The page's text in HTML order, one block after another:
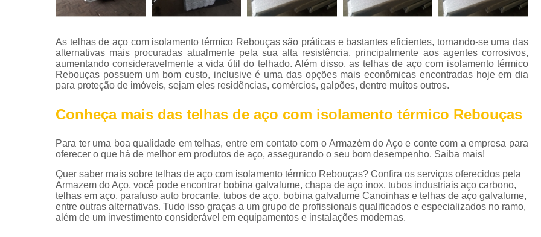
Tintas para
aço
Tubos de
aço
Vigas de
aço
Máquina de Solda para Soldar
Máquina
Parafuso Auto Brocante Inox
Parafuso Auto Brocante para Concreto
Parafuso Auto Brocante para Ferro
Parafuso Auto Brocante para Metal
Perfil Caibro Galvanizado
Perfil de
Perfil em U Galvanizado
Perfil Metálico
Perfil T Galvanizado
Perfil Tipo U
Perfil U Ferro Galvanizado
Perfil U
As telhas de aço com isolamento térmico Rebouças são práticas e bastantes eficientes, tornando-se uma das
alternativas mais procuradas atualmente pela sua alta resistência, principalmente aos agentes corrosivos,
aumentando consideravelmente a vida útil do telhado. Além disso, as telhas de aço com isolamento térmico
Rebouças possuem um bom custo, inclusive é uma das opções mais econômicas encontradas hoje em dia
para proteção de imóveis, sejam eles residências, comércios, galpões, dentre muitos outros.
Conheça mais das telhas de aço com isolamento térmico Rebouças
Para ter uma boa qualidade em telhas, entre em contato com o Armazém do Aço e conte com a empresa para
oferecer o que há de melhor em produtos de aço, assegurando o seu bom desempenho. Saiba mais!
Quer saber mais sobre telhas de aço com isolamento térmico Rebouças? Confira os serviços oferecidos pela
Armazem do Aço, você pode encontrar bobina galvalume, chapa de aço inox, tubos industriais aço carbono,
telhas em aço, parafuso auto brocante, tubos de aço, bobina galvalume Canoinhas e telhas de aço galvalume,
entre outras alternativas. Tudo isso graças a um grupo de profissionais qualificados e especializados no ramo,
além de um investimento considerável em equipamentos e instalações modernas.